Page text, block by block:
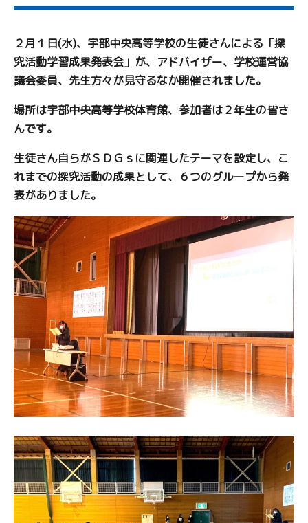
２月１日(水)、宇部中央高等学校の生徒さんによる「探
究活動学習成果発表会」が、アドバイザー、学校運営協
議会委員、先生方々が見守るなか開催されました。
場所は宇部中央高等学校体育館、参加者は２年生の皆さ
んです。
生徒さん自らがＳＤＧｓに関連したテーマを設定し、こ
れまでの探究活動の成果として、６つのグループから発
表がありました。
n